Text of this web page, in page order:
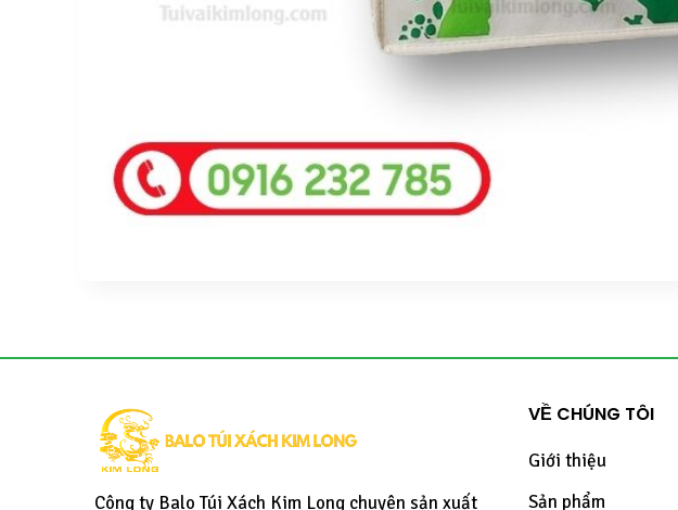
Công ty Balo Túi Xách Kim Long chuyên sản xuất
VỀ CHÚNG TÔI
Giới thiệu
Sản phẩm